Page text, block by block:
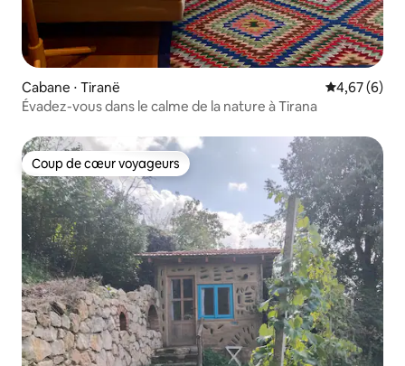
Cabane ⋅ Tiranë Évaluation
4,67 (6)
Évadez-vous dans le calme de la nature à Tirana
Coup de cœur voyageurs
Coup de cœur voyageurs